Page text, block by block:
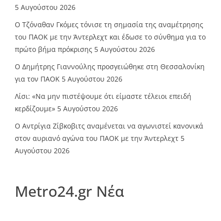
5 Αυγούστου 2026
Ο Τζόναθαν Γκόμες τόνισε τη σημασία της αναμέτρησης
του ΠΑΟΚ με την Άντερλεχτ και έδωσε το σύνθημα για το
πρώτο βήμα πρόκρισης 5 Αυγούστου 2026
Ο Δημήτρης Γιαννούλης προσγειώθηκε στη Θεσσαλονίκη
για τον ΠΑΟΚ 5 Αυγούστου 2026
Λίσι: «Να μην πιστέψουμε ότι είμαστε τέλειοι επειδή
κερδίζουμε» 5 Αυγούστου 2026
Ο Αντρίγια Ζίβκοβιτς αναμένεται να αγωνιστεί κανονικά
στον αυριανό αγώνα του ΠΑΟΚ με την Άντερλεχτ 5
Αυγούστου 2026
Metro24.gr Νέα